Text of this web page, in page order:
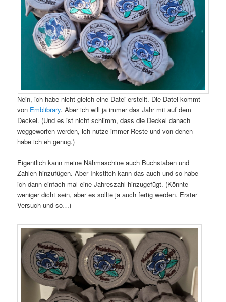
Nein, ich habe nicht gleich eine Datei erstellt. Die Datei kommt
von Emblibrary. Aber ich will ja immer das Jahr mit auf dem
Deckel. (Und es ist nicht schlimm, dass die Deckel danach
weggeworfen werden, ich nutze immer Reste und von denen
habe ich eh genug.)
Eigentlich kann meine Nähmaschine auch Buchstaben und
Zahlen hinzufügen. Aber Inkstitch kann das auch und so habe
ich dann einfach mal eine Jahreszahl hinzugefügt. (Könnte
weniger dicht sein, aber es sollte ja auch fertig werden. Erster
Versuch und so…)